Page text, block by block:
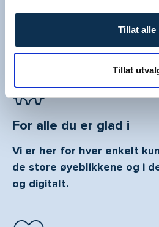
Tillat alle
Tillat
Her for deg
For alle du er glad i
Vi er her for hver enkelt
de store øyeblikkene og i
og digitalt.